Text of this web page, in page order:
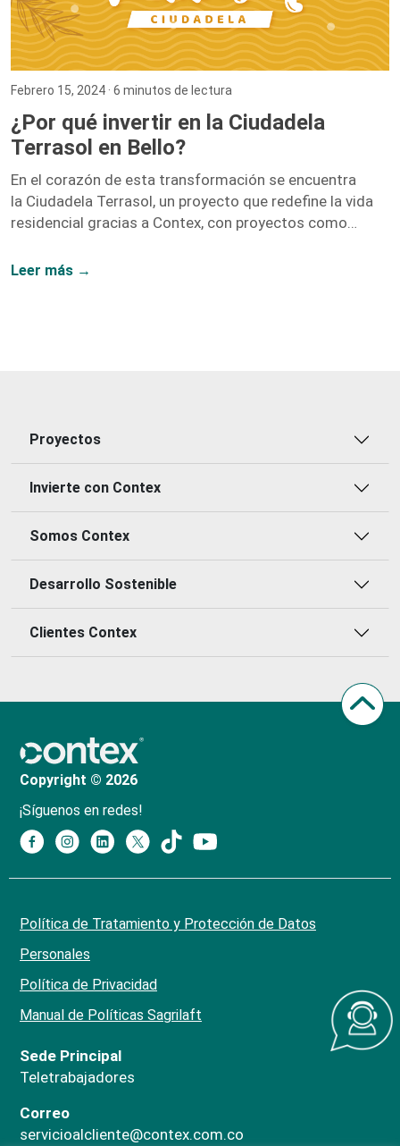
Febrero 15, 2024 · 6 minutos de lectura
¿Por qué invertir en la Ciudadela
Terrasol en Bello?
En el corazón de esta transformación se encuentra
la Ciudadela Terrasol, un proyecto que redefine la vida
residencial gracias a Contex, con proyectos como
Leer más →
Proyectos
Invierte con Contex
Somos Contex
Desarrollo Sostenible
Clientes Contex
Copyright © 2026
¡Síguenos en redes!
Política de Tratamiento y Protección de Datos
Personales
Política de Privacidad
Manual de Políticas Sagrilaft
Sede Principal
Teletrabajadores
Correo
servicioalcliente@contex.com.co